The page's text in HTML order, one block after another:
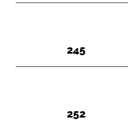
245
252